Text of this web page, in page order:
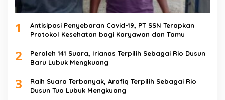
1
Antisipasi Penyebaran Covid-19, PT SSN Terapkan
Protokol Kesehatan bagi Karyawan dan Tamu
2
Peroleh 141 Suara, Irianas Terpilih Sebagai Rio Dusun
Baru Lubuk Mengkuang
3
Raih Suara Terbanyak, Arafiq Terpilih Sebagai Rio
Dusun Tuo Lubuk Mengkuang